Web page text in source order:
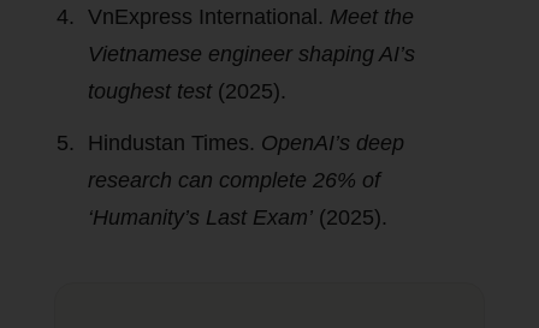
VnExpress International. Meet the
Vietnamese engineer shaping AI’s
toughest test(2025).
Hindustan Times. OpenAI’s deep
research can complete 26% of
‘Humanity’s Last Exam’ (2025).